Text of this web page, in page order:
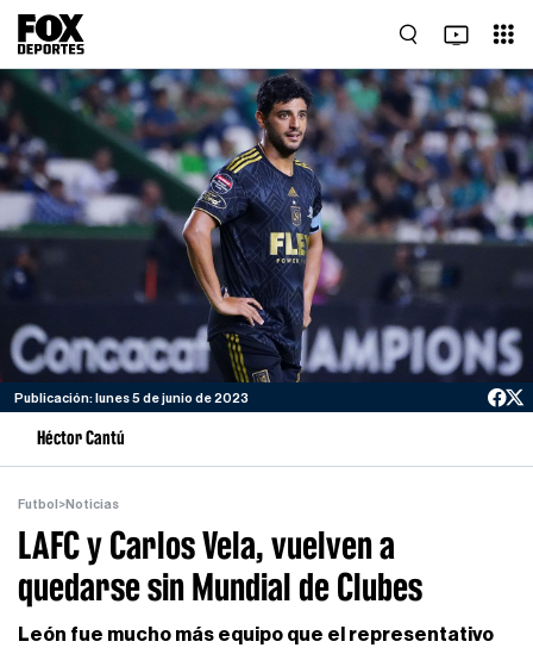
Publicación: lunes 5 de junio de 2023
Héctor Cantú
Futbol >Noticias
LAFC y Carlos Vela, vuelven a
quedarse sin Mundial de Clubes
León fue mucho más equipo que el representativo